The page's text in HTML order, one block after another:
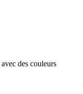
avec des couleurs